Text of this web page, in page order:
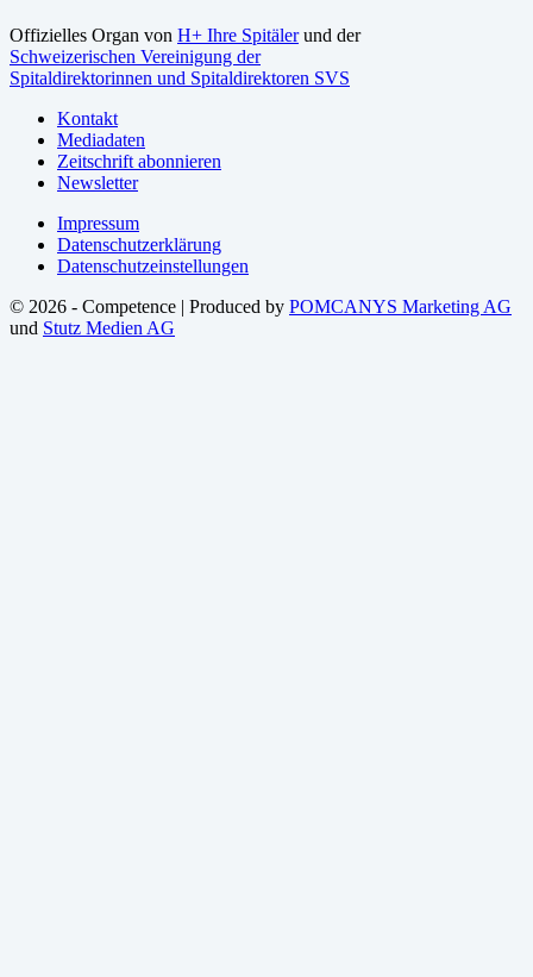
Offizielles Organ von H+ Ihre Spitälerund der
Schweizerischen Vereinigung der
Spitaldirektorinnen und Spitaldirektoren SVS
Kontakt
Mediadaten
Zeitschrift abonnieren
Newsletter
Impressum
Datenschutzerklärung
Datenschutzeinstellungen
© 2026 - Competence | Produced by POMCANYS Marketing AG
und Stutz Medien AG